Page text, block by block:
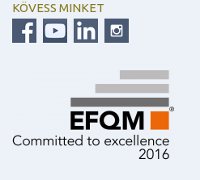
KÖVESS MINKET